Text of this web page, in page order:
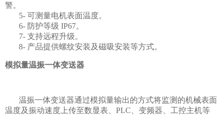
警。
5- 可测量电机表面温度。
6- 防护等级 IP67。
7- 支持远程升级。
8- 产品提供螺纹安装及磁吸安装等方式。
模拟量温振一体变送器
温振一体变送器通过模拟量输出的方式将监测的机械表面
温度及振动速度上传至数显表、PLC、变频器、工控主机等